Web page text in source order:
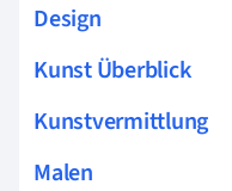
Design
Kunst Überblick
Kunstvermittlung
Malen